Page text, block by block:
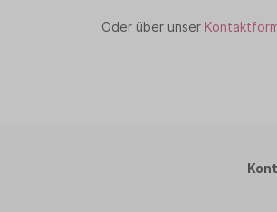
Oder über unser